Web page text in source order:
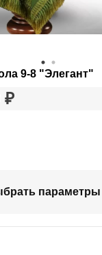
9-8 "Элегант"
₽
параметры